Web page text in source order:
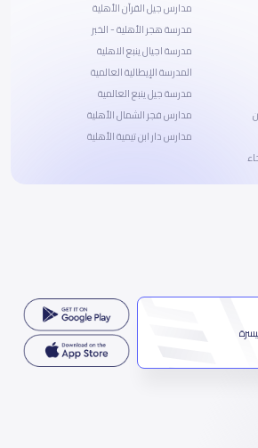
مدارس جيل القرآن الأهلية
مدرسة هجر الأهلية - الخبر
مدرسة اجيال ينبع الاهلية
المدرسة الإيطالية العالمية
مدرسة جيل ينبع العالمية
مدارس فجر الشمال الأهلية
مدارس دار ابن تيمية الأهلية